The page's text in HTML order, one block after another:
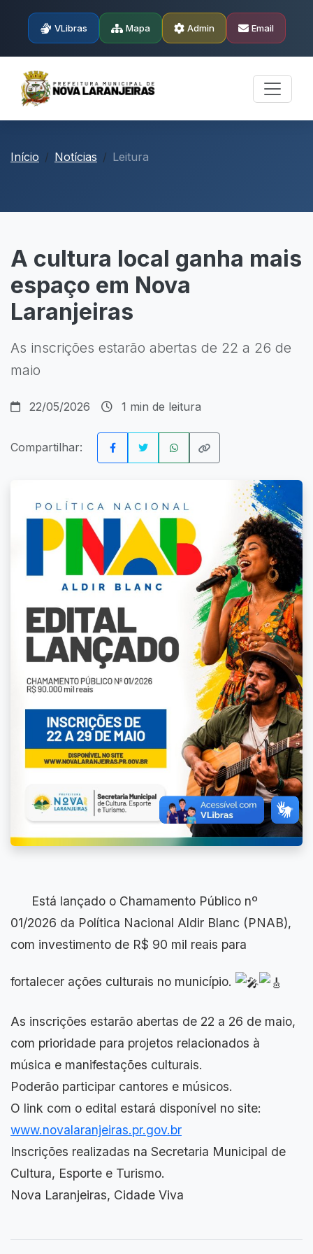
VLibras Mapa Admin Email
Início Notícias Leitura
A cultura local ganha mais
espaço em Nova
Laranjeiras
As inscrições estarão abertas de 22 a 26 de
maio
22/05/2026 1 min de leitura
Compartilhar:
Está lançado o Chamamento Público nº
01/2026 da Política Nacional Aldir Blanc (PNAB),
com investimento de R$ 90 mil reais para
fortalecer ações culturais no município.
As inscrições estarão abertas de 22 a 26 de maio,
com prioridade para projetos relacionados à
música e manifestações culturais.
Poderão participar cantores e músicos.
O link com o edital estará disponível no site:
www.novalaranjeiras.pr.gov.br
Inscrições realizadas na Secretaria Municipal de
Cultura, Esporte e Turismo.
Nova Laranjeiras, Cidade Viva